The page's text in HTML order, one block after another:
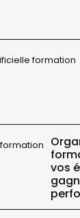
vos